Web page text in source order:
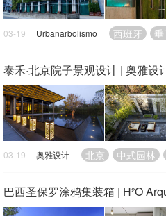
03-19 Urbanarbolismo 西班牙
泰禾·北京院子景观设计 | 奥雅设
03-19 奥雅设计 北京 中式园林
巴西圣保罗涂鸦集装箱 | H²O